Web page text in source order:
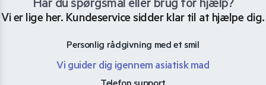
Har du spørgsmål eller brug for hjælp?
Vi er lige her. Kundeservice sidder klar til at hjælpe dig.
Personlig rådgivning med et smil
Vi guider dig igennem asiatisk mad